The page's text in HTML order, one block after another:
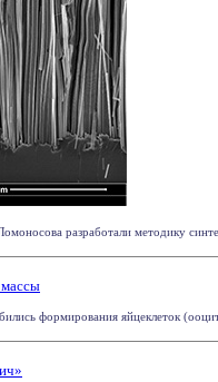
разработали методику
формирования яйцеклеток